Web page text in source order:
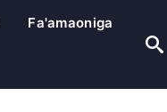
Fa'amaoniga